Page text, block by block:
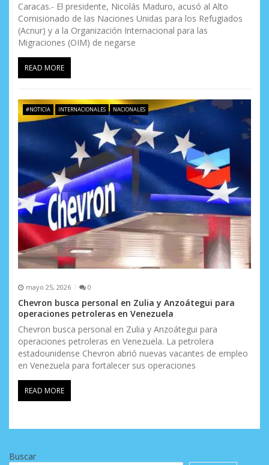
Caracas.- El presidente, Nicolás Maduro, acusó al Alto
Comisionado de las Naciones Unidas para los Refugiados
(Acnur) y a la Organización Internacional para las
Migraciones (OIM) de negarse
READ MORE
#NOTICIA INTERNACIONALES NACIONALES
mayo 25, 2026 0
Chevron busca personal en Zulia y Anzoátegui para
operaciones petroleras en Venezuela
Chevron busca personal en Zulia y Anzoátegui para
operaciones petroleras en Venezuela. La petrolera
estadounidense Chevron abrió nuevas vacantes de empleo
en Venezuela para fortalecer sus operaciones
READ MORE
Buscar